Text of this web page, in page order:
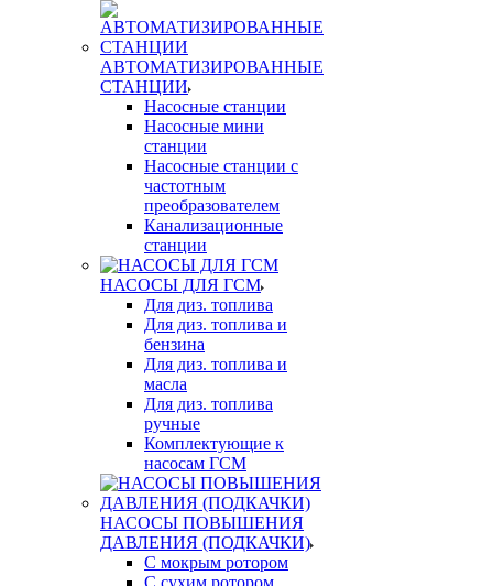
АВТОМАТИЗИРОВАННЫЕ
СТАНЦИИ
Насосные станции
Насосные мини
станции
Насосные станции с
частотным
преобразователем
Канализационные
станции
НАСОСЫ ДЛЯ ГСМ
Для диз. топлива
Для диз. топлива и
бензина
Для диз. топлива и
масла
Для диз. топлива
ручные
Комплектующие к
насосам ГСМ
НАСОСЫ ПОВЫШЕНИЯ
ДАВЛЕНИЯ (ПОДКАЧКИ)
С мокрым ротором
С сухим ротором